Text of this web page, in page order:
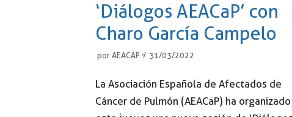
‘Diálogos AEACaP’ con
Charo García Campelo
por AEACAP 31/03/2022
La Asociación Española de Afectados de
Cáncer de Pulmón (AEACaP) ha organizado